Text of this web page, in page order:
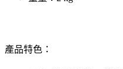
產品特色：